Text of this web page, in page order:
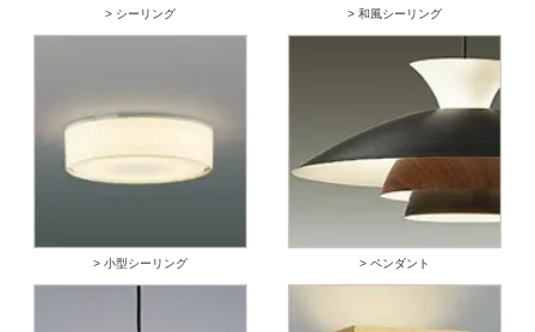
> シーリング > 和風シーリング
> 小型シーリング > ペンダント